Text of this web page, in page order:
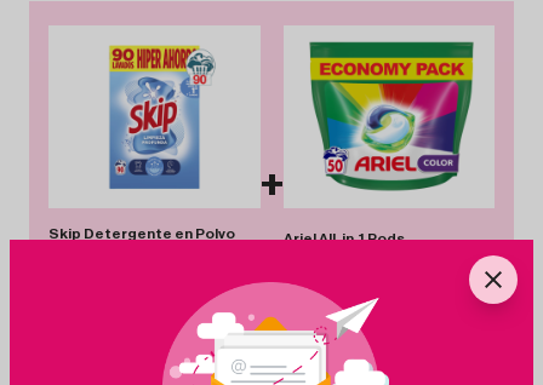
Skip Detergente en Polvo
+
Ariel All-in-1 Pods
Detergente Cápsulas Color
50 Lavados
-7%